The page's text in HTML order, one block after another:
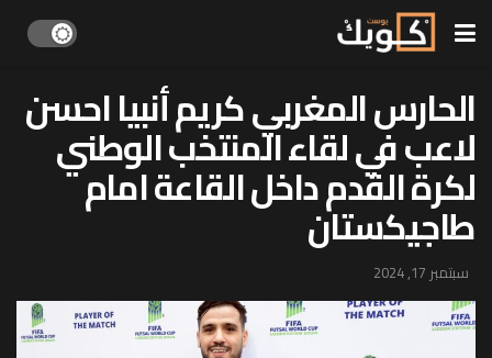
الحارس المغربي كريم أنبيا احسن
لاعب في لقاء المنتخب الوطني
لكرة القدم داخل القاعة امام
طاجيكستان
سبتمبر 17, 2024